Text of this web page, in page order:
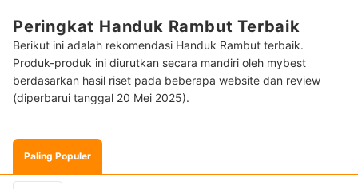
Peringkat Handuk Rambut Terbaik
Berikut ini adalah rekomendasi Handuk Rambut terbaik.
Produk-produk ini diurutkan secara mandiri oleh mybest
berdasarkan hasil riset pada beberapa website dan review
(diperbarui tanggal 20 Mei 2025).
Paling Populer